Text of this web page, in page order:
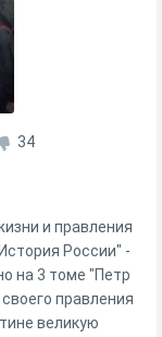
34
и правления
России" -
на 3 томе "Петр
правления
великую